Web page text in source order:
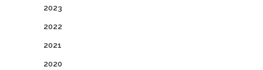
2023
2022
2021
2020